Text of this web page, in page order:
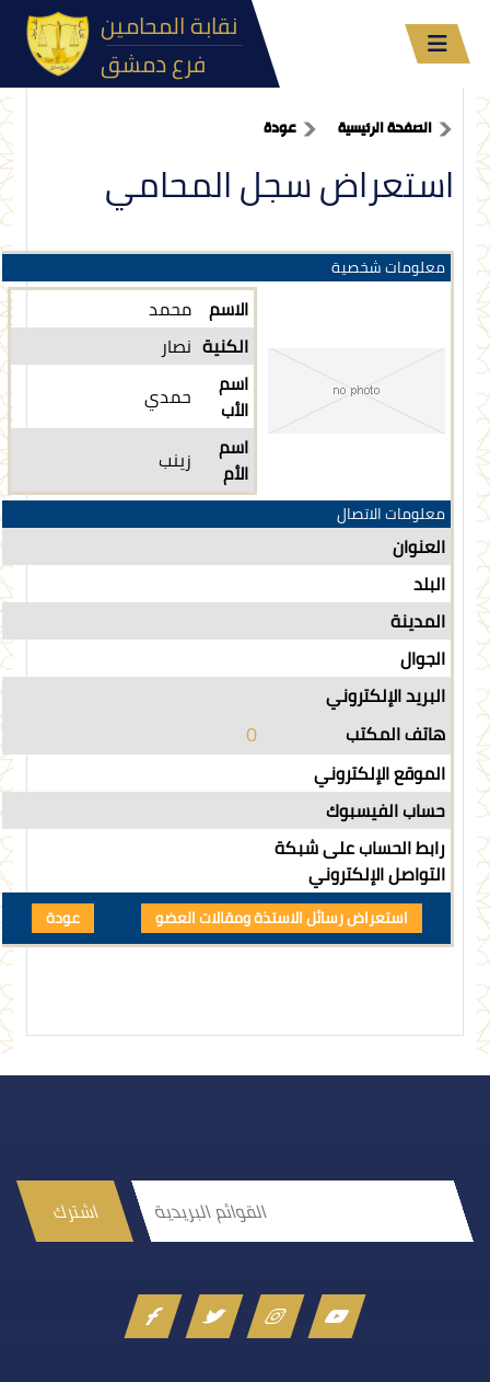
فرع دمشق
الصفحة الرئيسية عودة
استعراض سجل المحامي
معلومات شخصية
الاسم محمد
الكنية نصار
اسم
الأب
حمدي
اسم
الأم
زينب
معلومات الاتصال
العنوان
البلد
المدينة
الجوال
البريد الإلكتروني
هاتف المكتب
0
الموقع الإلكتروني
حساب الفيسبوك
رابط الحساب على شبكة
التواصل الإلكتروني
اشترك